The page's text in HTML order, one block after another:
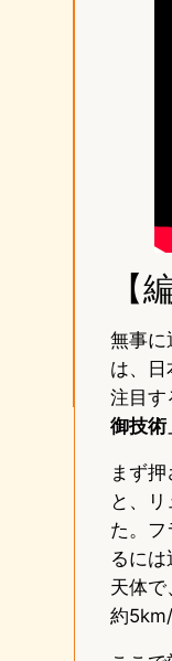
【
無事
は、
注目す
御技術
まず
と、
た。
るに
天体
約